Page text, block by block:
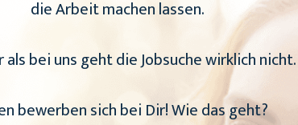
die Arbeit machen lassen.
als bei uns geht die Jobsuche wirklich nicht.
bewerben sich bei Dir! Wie das geht?